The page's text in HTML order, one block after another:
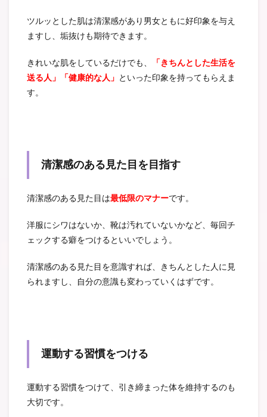
ツルッとした肌は清潔感があり男女ともに好印象を与え
ますし、垢抜けも期待できます。
きれいな肌をしているだけでも、
「きちんとした生活を
送る人」「健康的な人」 といった印象を持ってもらえま
す。
清潔感のある見た目を目指す
清潔感のある見た目は最低限のマナーです。
洋服にシワはないか、靴は汚れていないかなど、毎回チ
ェックする癖をつけるといいでしょう。
清潔感のある見た目を意識すれば、きちんとした人に見
られますし、自分の意識も変わっていくはずです。
運動する習慣をつける
運動する習慣をつけて、引き締まった体を維持するのも
大切です。